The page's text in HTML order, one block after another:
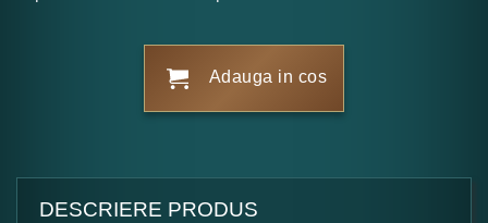
Adauga in cos
DESCRIERE PRODUS